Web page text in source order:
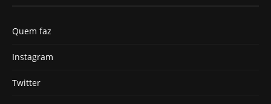
Quem faz
Instagram
Twitter